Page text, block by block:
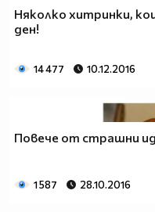
Няколко хитринки,
ден!
14 477 10.12.2016
Повече от страшни
1 587 28.10.2016